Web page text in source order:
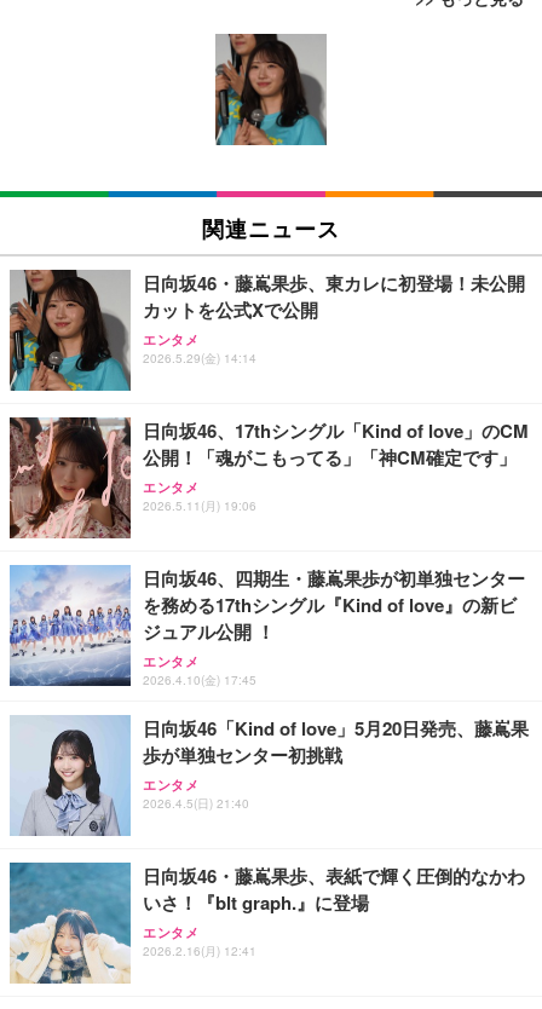
【リチャージWiFi】バッテリーレス 日本100GB+世
界3GB 365日 ポケット WiFi ギガ付 海外利用可能
【TD12-100GB/365日】
【限定10GB増量モデル】国内メーカー直営 ポケッ
内ギガ付) ギガ割引クーポン毎月付与 端末買い切り
契約・クレカ不要 利用分だけ都度チャージ 充電不要
バッテリーレス 海外利用可能 ([X200]100GB/365日)
【ecoco】 1年間 100GB 充電式 リチャージ 型 ポケ
ット Wi-Fi 契約不要 月額費用なし 【紛失・水濡れ・
落下も1年間交換保証】 工事不要 長時間利用 ギガ
【リチャージWiFi】超ロングバッテリー 100GB 365
日 ギガ付き ポケット WiFi モバイルルーター 契約返
却無し 月額費用無し 簡単ギガチャージ リチャージ
【リチャージWiFi】バッテリー35時間 100GB 365日
ギガ付 ポケット WiFi 海外利用可能【SEProBK-100
GB/365日】
￥10,980
【整備済み品】ノートパソコン 富士通 LIEFBOOK
U9311X/F 13.3型 第11世代 Core i5-1145G7/Window
s11 Pro/MS Office 2021搭載/Webカメラ/Wifi・Blue
tooth・HDMI・Type-C/360度回転対応/有線静音マウ
ス付属/180日保証(タッチスクリーン/メモリ16GB,S
【整備済み品】中古 ノートパソコン 富士通 A5511/
Office 2021 Pro 付属/Webカメラ/DVD/豊富な接続端
子 (HDMI, VGA, USB 3.0)/ 有線静音マウス付属/ 180
日保証（メモリ 8GB,SSD256GB）
【整備済み品】中古 ノートパソコン 富士通 A5511/
15.6型/ 第11世代 Core i3-1125G4// Win11 Pro/MS
Office 2021 Pro 付属/Webカメラ/DVD/豊富な接続端
【整備済み品】ノートパソコン 富士通 LIEFBOOK
U9311X/F 13.3型 第11世代 Core i5-1145G7/Window
s11 Pro/MS Office 2021搭載/Webカメラ/Wifi・Blue
D256GB)
VETESAノートパソコン Corei7 15.6インチ IPS液
晶/1920×1080FHD Office2024搭載 Win11 Pro ノー
トPC 16GB メモリ SSD 256GB WEBカメラ付き 軽
量薄型 laptop WIFI5/BT5.0/指紋認証機能/テンキー/
習用 ピンク
￥59,980
エレコム 充電器 Type-C USB-C 20W USB PD対応
ケーブル一体型 1.5m PSE認証品 GaN採用 折りたた
み式プラグ しろちゃん 【 iPhone16 15 等対応】 E
C-AC6920WF
モバイルバッテリー 大容量 30000mAh 【22.5W/20
ッテリー 5台同時充電 Type-C出力 スマホ 充電器 LC
D残量表示 LEDライト付き ストラップ付き 持ち運び
携帯充電器 停電対策 アウトドア/旅行/出張/防災/緊
急用 iOS/Android各種他対応 機内持込可 (高級白い)
エレコム 充電器 Type-C USB-C 20W USB PD対応 1
ポート PSE認証品 GaN採用 折りたたみ式プラグ ホ
ワイト 【 iPhone16 15 等対応】 EC-AC6820WH
エレコム 充電器 40W 2ポート Type-C USB PD対応
PPS対応 GaN II採用 折りたたみ式プラグ ホワイト
EC-AC10640WH
エレコム 65W 充電器 Type-C コンセント 急速 PD対
応 スイング式プラグ採用 PSE技術基準適合 ブラッ
ク EC-AC12465BK
￥2,190
関連ニュース
日向坂46・藤嶌果歩、東カレに初登場！未公開
カットを公式Xで公開
エンタメ
2026.5.29(金) 14:14
日向坂46、17thシングル「Kind of love」のCM
公開！「魂がこもってる」「神CM確定です」
エンタメ
2026.5.11(月) 19:06
日向坂46、四期生・藤嶌果歩が初単独センター
を務める17thシングル『Kind of love』の新ビ
ジュアル公開 ！
エンタメ
2026.4.10(金) 17:45
日向坂46「Kind of love」5月20日発売、藤嶌果
歩が単独センター初挑戦
エンタメ
2026.4.5(日) 21:40
日向坂46・藤嶌果歩、表紙で輝く圧倒的なかわ
いさ！『blt graph.』に登場
エンタメ
2026.2.16(月) 12:41